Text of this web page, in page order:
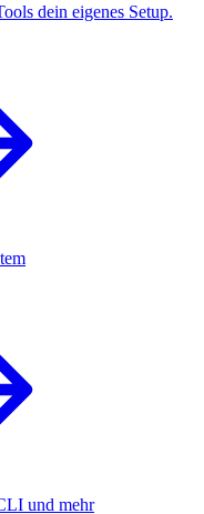
dein eigenes Setup.
und mehr